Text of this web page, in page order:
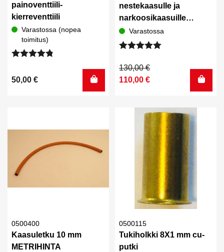
painoventtiili-
kierreventtiili
Varastossa (nopea
toimitus)
4.75/ 5
50,00 €
nestekaasulle ja
narkoosikaasuille
Sunwind
Varastossa
tuotteesta:
5.00/ 5
130,00€
Alkuperäinen
hinta
110,00 €
Nykyinen
hinta
0500400
Kaasuletku 10 mm
METRIHINTA
0500115
Tukiholkki 8X1 mm cu-
putki